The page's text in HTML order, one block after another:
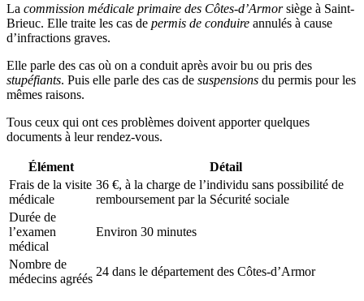
La commission médicale primaire des Côtes-d’Armorsiège à Saint-
Brieuc. Elle traite les cas de permis de conduire annulés à cause
d’infractions graves.
Elle parle des cas où on a conduit après avoir bu ou pris des
stupéfiants. Puis elle parle des cas de suspensions du permis pour les
mêmes raisons.
Tous ceux qui ont ces problèmes doivent apporter quelques
documents à leur rendez-vous.
Élément
Détail
Frais de la visite
médicale
36 €, à la charge de l’individu sans possibilité de
remboursement par la Sécurité sociale
Durée de
l’examen
médical
Environ 30 minutes
Nombre de
médecins agréés
24 dans le département des Côtes-d’Armor